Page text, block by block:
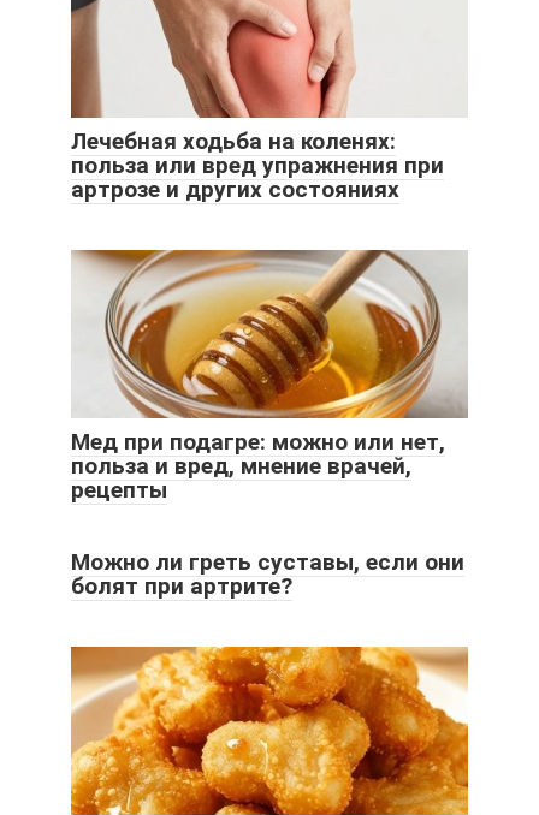
Лечебная ходьба на коленях:
польза или вред упражнения при
артрозе и других состояниях
Мед при подагре: можно или нет,
польза и вред, мнение врачей,
рецепты
Можно ли греть суставы, если они
болят при артрите?